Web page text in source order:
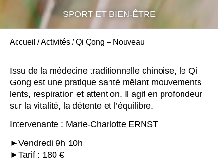
SPORT ET BIEN-ÊTRE
Accueil /Activités /Qi Qong – Nouveau
Issu de la médecine traditionnelle chinoise, le Qi
Gong est une pratique santé mêlant mouvements
lents, respiration et attention. Il agit en profondeur
sur la vitalité, la détente et l’équilibre.
Intervenante : Marie-Charlotte ERNST
►Vendredi 9h-10h
►Tarif : 180 €